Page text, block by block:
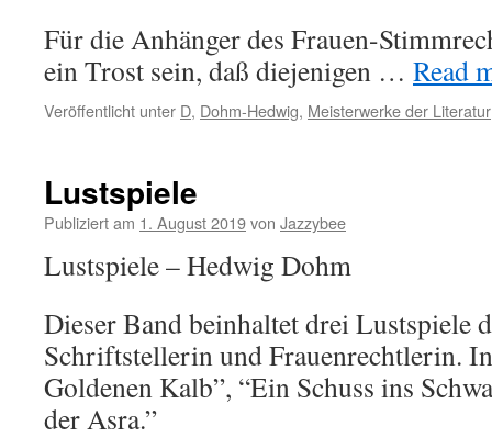
Für die Anhänger des Frauen-
ein Trost sein, daß diejenigen … Read
Veröffentlicht unter D, Dohm-Hedwig, Meisterwerke der Literatur
Lustspiele
Publiziert am 1. August 2019von Jazzybee
Lustspiele – Hedwig Dohm
Dieser Band beinhaltet drei Lustspiele
Schriftstellerin und Frauenrechtlerin.
Goldenen Kalb”, “Ein Schuss ins
der Asra.”